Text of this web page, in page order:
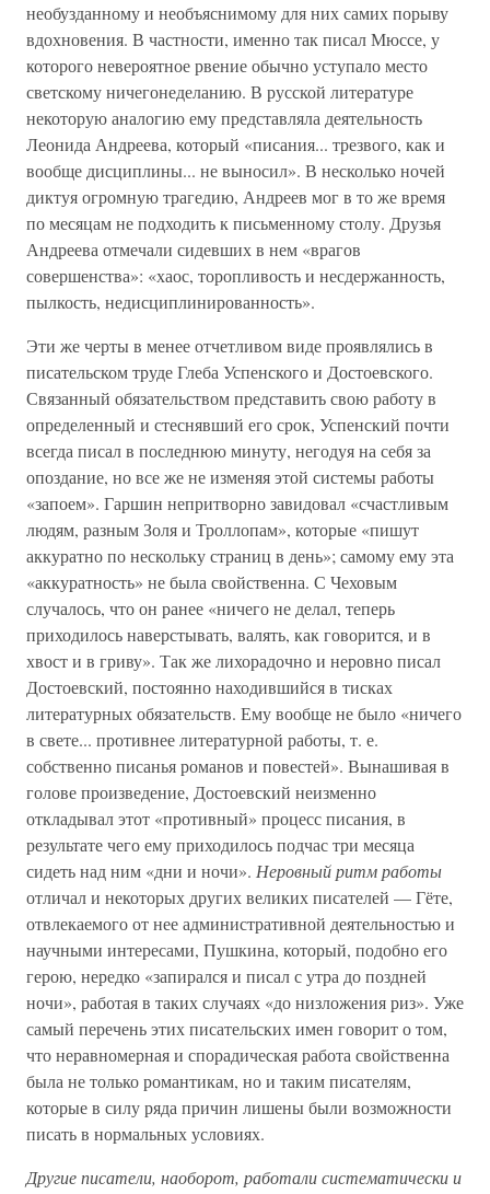
необузданному и необъяснимому для них самих порыву
вдохновения. В частности, именно так писал Мюссе, у
которого невероятное рвение обычно уступало место
светскому ничегонеделанию. В русской литературе
некоторую аналогию ему представляла деятельность
Леонида Андреева, который «писания... трезвого, как и
вообще дисциплины... не выносил». В несколько ночей
диктуя огромную трагедию, Андреев мог в то же время
по месяцам не подходить к письменному столу. Друзья
Андреева отмечали сидевших в нем «врагов
совершенства»: «хаос, торопливость и несдержанность,
пылкость, недисциплинированность».
Эти же черты в менее отчетливом виде проявлялись в
писательском труде Глеба Успенского и Достоевского.
Связанный обязательством представить свою работу в
определенный и стеснявший его срок, Успенский почти
всегда писал в последнюю минуту, негодуя на себя за
опоздание, но все же не изменяя этой системы работы
«запоем». Гаршин непритворно завидовал «счастливым
людям, разным Золя и Троллопам», которые «пишут
аккуратно по нескольку страниц в день»; самому ему эта
«аккуратность» не была свойственна. С Чеховым
случалось, что он ранее «ничего не делал, теперь
приходилось наверстывать, валять, как говорится, и в
хвост и в гриву». Так же лихорадочно и неровно писал
Достоевский, постоянно находившийся в тисках
литературных обязательств. Ему вообще не было «ничего
в свете... противнее литературной работы, т. е.
собственно писанья романов и повестей». Вынашивая в
голове произведение, Достоевский неизменно
откладывал этот «противный» процесс писания, в
результате чего ему приходилось подчас три месяца
сидеть над ним «дни и ночи». Неровный ритм работы
отличал и некоторых других великих писателей — Гёте,
отвлекаемого от нее административной деятельностью и
научными интересами, Пушкина, который, подобно его
герою, нередко «запирался и писал с утра до поздней
ночи», работая в таких случаях «до низложения риз». Уже
самый перечень этих писательских имен говорит о том,
что неравномерная и спорадическая работа свойственна
была не только романтикам, но и таким писателям,
которые в силу ряда причин лишены были возможности
писать в нормальных условиях.
Другие писатели, наоборот, работали систематически и